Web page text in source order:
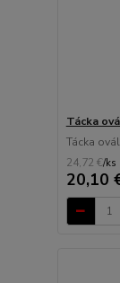
Tácka
Tácka
24,72 €/ks
20,10